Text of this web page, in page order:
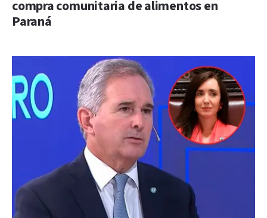
compra comunitaria de alimentos en
Paraná